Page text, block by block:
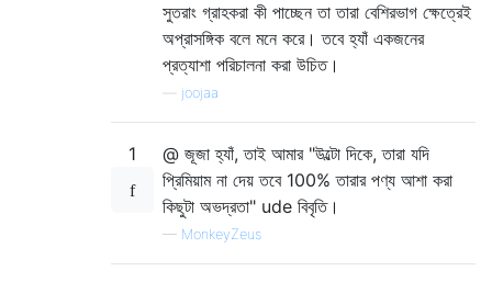
সুতরাং গ্রাহকরা কী পাচ্ছেন তা তারা বেশিরভাগ ক্ষেত্রেই
অপ্রাসঙ্গিক বলে মনে করে। তবে হ্যাঁ একজনের
প্রত্যাশা পরিচালনা করা উচিত।
joojaa
1
@ জূজা হ্যাঁ, তাই আমার "উল্টো দিকে, তারা যদি
প্রিমিয়াম না দেয় তবে 100% তারার পণ্য আশা করা
কিছুটা অভদ্রতা" ude বিবৃতি।
— MonkeyZeus